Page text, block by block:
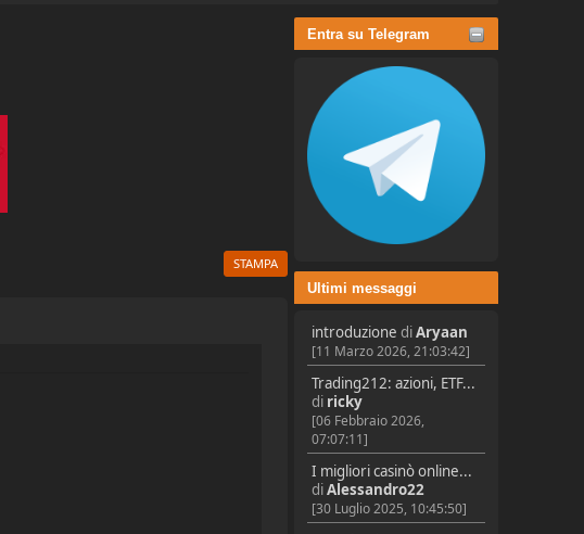
Entra su Telegram
Ultimi messaggi
introduzione diAryaan
[11 Marzo 2026, 21:03:42]
Trading212: azioni, ETF...
di ricky
[06 Febbraio 2026,
07:07:11]
I migliori casinò online...
diAlessandro22
[30 Luglio 2025, 10:45:50]
STAMPA